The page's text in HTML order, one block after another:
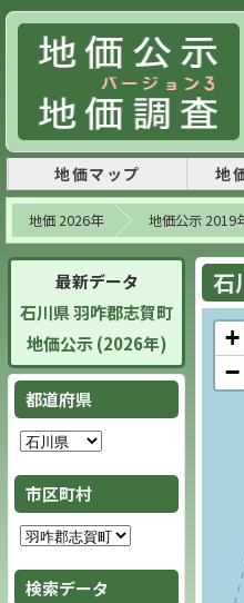
地価マップ 地
地価 2026年 地価公示 2019
最新データ
石川県 羽咋郡志賀町
地価公示 (2026年)
都道府県
市区町村
検索データ
石
+
−